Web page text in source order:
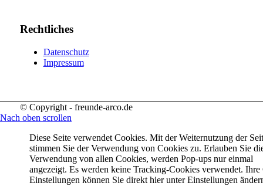
Rechtliches
Datenschutz
Impressum
© Copyright - freunde-arco.de
Nach oben scrollen
Diese Seite verwendet Cookies. Mit der Weiternutzung der
stimmen Sie der Verwendung von Cookies zu. Erlauben Sie
Verwendung von allen Cookies, werden Pop-ups nur einmal
angezeigt. Es werden keine Tracking-Cookies verwendet.
Einstellungen können Sie direkt hier unter Einstellungen